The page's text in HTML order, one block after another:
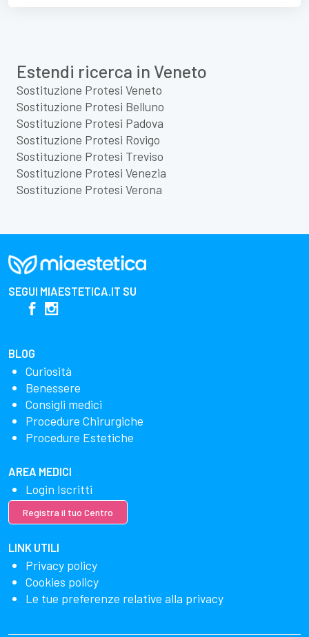
Estendi ricerca in Veneto
Sostituzione Protesi Veneto
Sostituzione Protesi Belluno
Sostituzione Protesi Padova
Sostituzione Protesi Rovigo
Sostituzione Protesi Treviso
Sostituzione Protesi Venezia
Sostituzione Protesi Verona
SEGUI MIAESTETICA.IT SU
BLOG
Curiosità
Benessere
Consigli medici
Procedure Chirurgiche
Procedure Estetiche
AREA MEDICI
Login Iscritti
Registra il tuo Centro
LINK UTILI
Privacy policy
Cookies policy
Le tue preferenze relative alla privacy